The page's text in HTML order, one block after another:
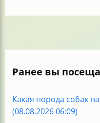
Ранее вы
Какая порода собак
(08.08.2026 06:09)